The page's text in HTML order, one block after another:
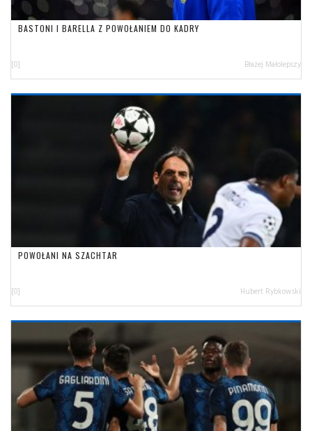
BASTONI I BARELLA Z POWOŁANIEM DO KADRY
[0] Błażej Małolepszy
POWOŁANI NA SZACHTAR
[0] Hubert Rybkowski